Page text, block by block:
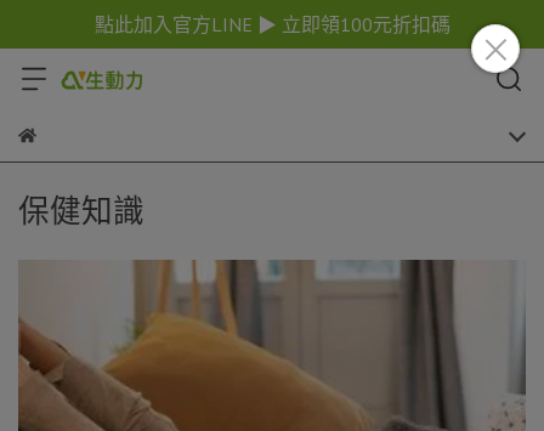
點此加入官方LINE ▶ 立即領100元折扣碼
保健知識